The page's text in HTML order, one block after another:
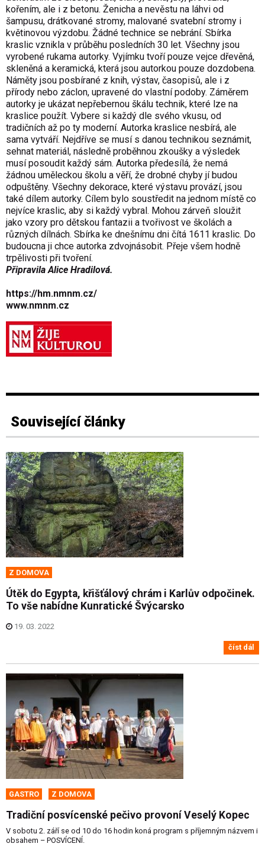
kořením, ale i z betonu. Ženicha a nevěstu na láhvi od
šampusu, drátkované stromy, malované svatební stromy i
květinovou výzdobu. Žádné technice se nebrání. Sbírka
kraslic vznikla v průběhu posledních 30 let. Všechny jsou
vyrobené rukama autorky. Vyjímku tvoří pouze vejce dřevěná,
skleněná a keramická, která jsou autorkou pouze dozdobena.
Náměty jsou posbírané z knih, výstav, časopisů, ale i z
přírody nebo záclon, upravené do vlastní podoby. Záměrem
autorky je ukázat nepřebernou škálu technik, které lze na
kraslice použít. Vybere si každý dle svého vkusu, od
tradičních až po ty moderní. Autorka kraslice nesbírá, ale
sama vytváří. Nejdříve se musí s danou technikou seznámit,
sehnat materiál, následně proběhnou zkoušky a výsledek
musí posoudit každý sám. Autorka předesílá, že nemá
žádnou uměleckou školu a věří, že drobné chyby jí budou
odpuštěny. Všechny dekorace, které výstavu provází, jsou
také dílem autorky. Cílem bylo soustředit na jednom místě co
nejvíce kraslic, aby si každý vybral. Mohou zárveň sloužit
jako vzory pro dětskou fantazii a tvořivost ve školách a
různých dílnách. Sbírka ke dnešnímu dni čítá 1611 kraslic. Do
budoucna ji chce autorka zdvojnásobit. Přeje všem hodně
trpělivosti při tvoření.
Připravila Alice Hradilová.
https://hm.nmnm.cz/
www.nmnm.cz
Související články
Z DOMOVA
Útěk do Egypta, křišťálový chrám i Karlův odpočinek.
To vše nabídne Kunratické Švýcarsko
19. 03. 2022
číst dál
GASTRO Z DOMOVA
Tradiční posvícenské pečivo provoní Veselý Kopec
V sobotu 2. září se od 10 do 16 hodin koná program s příjemným názvem i
obsahem – POSVÍCENÍ.